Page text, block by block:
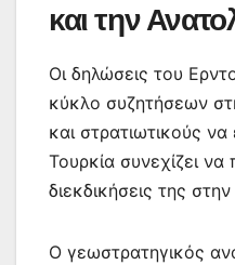
και την
Οι δηλώσεις του
κύκλο συζητήσεων
και στρατιωτικούς να
Τουρκία συνεχίζει να
διεκδικήσεις της
Ο γεωστρατηγικός